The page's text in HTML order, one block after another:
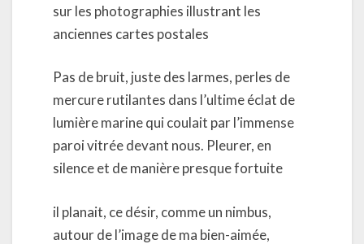
sur les photographies illustrant les
anciennes cartes postales
Pas de bruit, juste des larmes, perles de
mercure rutilantes dans l’ultime éclat de
lumière marine qui coulait par l’immense
paroi vitrée devant nous. Pleurer, en
silence et de manière presque fortuite
il planait, ce désir, comme un nimbus,
autour de l’image de ma bien-aimée,